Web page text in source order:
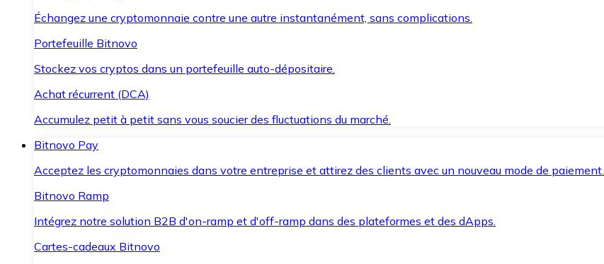
Échangez une cryptomonnaie contre une autre instantanément, sans complications.
Portefeuille Bitnovo
Stockez vos cryptos dans un portefeuille auto-dépositaire.
Achat récurrent (DCA)
Accumulez petit à petit sans vous soucier des fluctuations du marché.
Bitnovo Pay
Acceptez les cryptomonnaies dans votre entreprise et attirez des clients avec un nouveau mode de paiement.
Bitnovo Ramp
Intégrez notre solution B2B d'on-ramp et d'off-ramp dans des plateformes et des dApps.
Cartes-cadeaux Bitnovo